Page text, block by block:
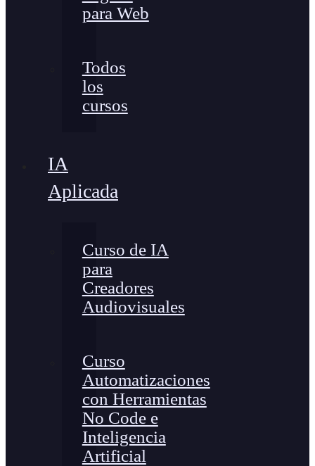
para Web
Todos
los
cursos
IA
Aplicada
Curso de IA
para
Creadores
Audiovisuales
Curso
Automatizaciones
con Herramientas
No Code e
Inteligencia
Artificial